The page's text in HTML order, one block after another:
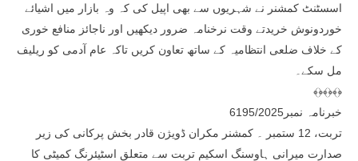
اسسٹنٹ کمشنر نے شہریوں سے بھی اپیل کی کہ وہ بازار میں اشیائے
خوردونوش خریدتے وقت نرخنامہ ضرور دیکھیں اور ناجائز منافع خوری
کے خلاف ضلعی انتظامیہ کے ساتھ تعاون کریں تاکہ عام آدمی کو ریلیف
مل سکے۔
﴾﴿﴾﴿﴾﴿
خبرنامہ نمبر6195/2025
تربت، 12 ستمبر ۔ کمشنر مکران ڈویژن قادر بخش پرکانی کی زیر
صدارت میرانی ہاوسنگ اسکیم تربت سے متعلق اسٹیئرنگ کمیٹی کا